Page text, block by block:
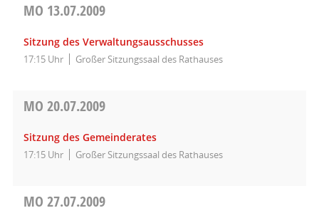
MO 13.07.2009
Sitzung des Verwaltungsausschusses
17:15 Uhr Großer Sitzungssaal des Rathauses
MO 20.07.2009
Sitzung des Gemeinderates
17:15 Uhr Großer Sitzungssaal des Rathauses
MO 27.07.2009